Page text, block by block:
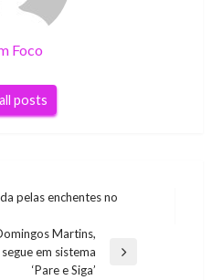
Foco
posts
pelas enchentes no
Martins,
em sistema
‘Pare e Siga’